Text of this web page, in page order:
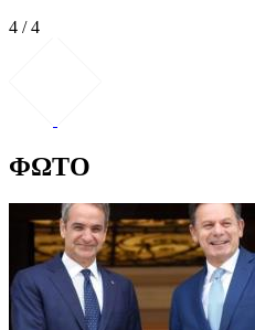
4 / 4
ΦΩΤΟ